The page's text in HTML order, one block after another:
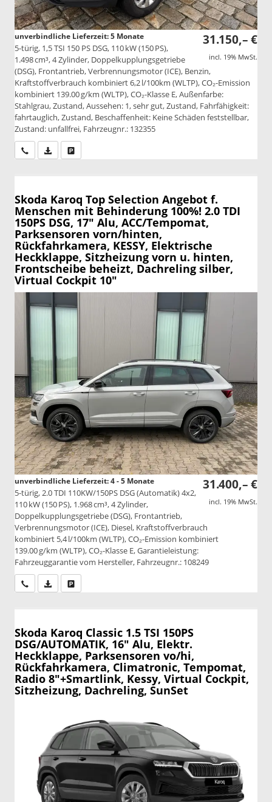
31.150,– €
incl. 19% MwSt.
unverbindliche Lieferzeit:5 Monate
5-türig, 1,5 TSI 150 PS DSG, 110 kW (150 PS),
1.498 cm³, 4 Zylinder, Doppelkupplungsgetriebe
(DSG), Frontantrieb, Verbrennungsmotor (ICE), Benzin,
Kraftstoffverbrauch kombiniert 6,2 l/100km (WLTP), CO₂-Emission
kombiniert 139.00 g/km (WLTP), CO₂-Klasse E, Außenfarbe:
Stahlgrau, Zustand, Aussehen: 1, sehr gut, Zustand, Fahrfähigkeit:
fahrtauglich, Zustand, Beschaffenheit: Keine Schäden feststellbar,
Zustand: unfallfrei, Fahrzeugnr.: 132355
Wir rufen Sie anPDF-Datei, Fahrzeugexposé drucken
Skoda Karoq Top Selection Angebot f.
Menschen mit Behinderung 100%! 2.0 TDI
150PS DSG, 17" Alu, ACC/Tempomat,
Parksensoren vorn/hinten,
Rückfahrkamera, KESSY, Elektrische
Heckklappe, Sitzheizung vorn u. hinten,
Frontscheibe beheizt, Dachreling silber,
Virtual Cockpit 10"
31.400,– €
incl. 19% MwSt.
unverbindliche Lieferzeit: 4 - 5 Monate
5-türig, 2.0 TDI 110KW/150PS DSG (Automatik) 4x2,
110 kW (150 PS), 1.968 cm³, 4 Zylinder,
Doppelkupplungsgetriebe (DSG), Frontantrieb,
Verbrennungsmotor (ICE), Diesel, Kraftstoffverbrauch
kombiniert 5,4 l/100km (WLTP), CO₂-Emission kombiniert
139.00 g/km (WLTP), CO₂-Klasse E, Garantieleistung:
Fahrzeuggarantie vom Hersteller, Fahrzeugnr.: 108249
Wir rufen Sie anPDF-Datei, Fahrzeugexposé drucken
Skoda Karoq Classic 1.5 TSI 150PS
DSG/AUTOMATIK, 16" Alu, Elektr.
Heckklappe, Parksensoren vo/hi,
Rückfahrkamera, Climatronic, Tempomat,
Radio 8"+Smartlink, Kessy, Virtual Cockpit,
Sitzheizung, Dachreling, SunSet